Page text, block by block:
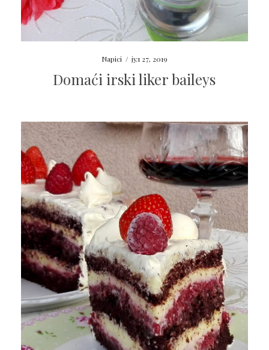
Napici / јул 27, 2019
Domaći irski liker baileys